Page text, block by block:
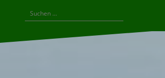
Einstellungen
Einwilligungen
widerrufen
Suchen
nach: